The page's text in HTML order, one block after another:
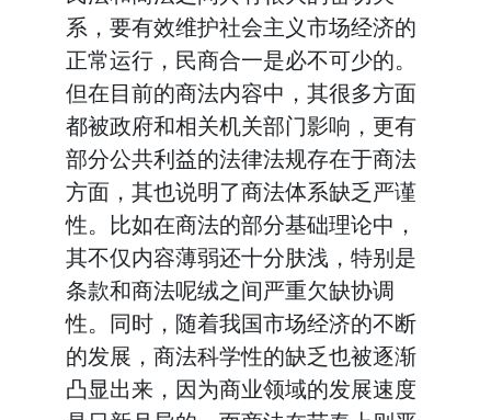
系，要有效维护社会主义市场经济的
正常运行，民商合一是必不可少的。
但在目前的商法内容中，其很多方面
都被政府和相关机关部门影响，更有
部分公共利益的法律法规存在于商法
方面，其也说明了商法体系缺乏严谨
性。比如在商法的部分基础理论中，
其不仅内容薄弱还十分肤浅，特别是
条款和商法呢绒之间严重欠缺协调
性。同时，随着我国市场经济的不断
的发展，商法科学性的缺乏也被逐渐
凸显出来，因为商业领域的发展速度